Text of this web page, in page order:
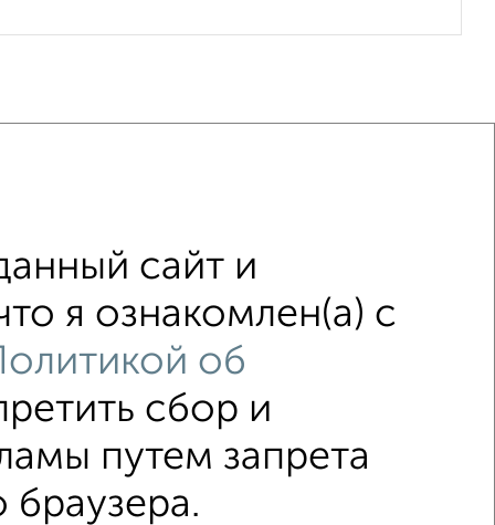
не первый этаж
с центральным отоплением
срок На сутки
сайт и
я ознакомлен(а) с
об
сбор и
путем запрета
браузера.